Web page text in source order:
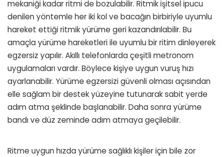
mekaniği kadar ritmi de bozulabilir. Ritmik işitsel ipucu
denilen yöntemle her iki kol ve bacağın birbiriyle uyumlu
hareket ettiği ritmik yürüme geri kazandırılabilir. Bu
amaçla yürüme hareketleri ile uyumlu bir ritim dinleyerek
egzersiz yapılır. Akıllı telefonlarda çeşitli metronom
uygulamaları vardır. Böylece kişiye uygun vuruş hızı
ayarlanabilir. Yürüme egzersizi güvenli olması açısından
elle sağlam bir destek yüzeyine tutunarak sabit yerde
adım atma şeklinde başlanabilir. Daha sonra yürüme
bandı ve düz zeminde adım atmaya geçilebilir.
Ritme uygun hızda yürüme sağlıklı kişiler için bile zor